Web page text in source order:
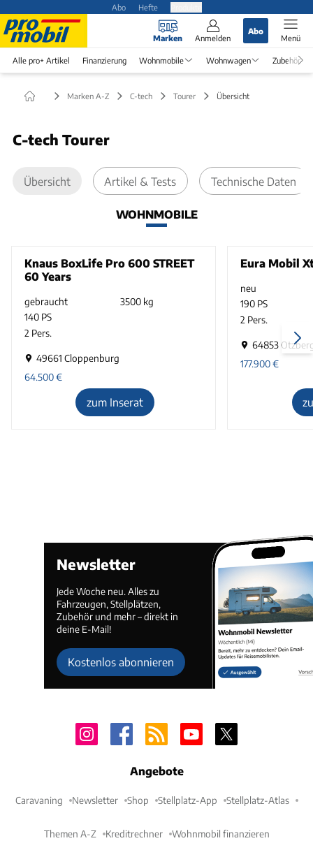
Abo Hefte
Marken Anmelden
Abo
Menü
Alle pro+ Artikel Finanzierung Wohnmobile Wohnwagen Zubehör
Marken A-Z C-tech Tourer Übersicht
C-tech Tourer
Übersicht Artikel & Tests Technische Daten
WOHNMOBILE
Knaus BoxLife Pro 600 STREET
60 Years
gebraucht
3500 kg
140 PS
2 Pers.
49661 Cloppenburg
64.500€
zum Inserat
Eura Mobil
neu
190 PS
2 Pers.
64853
177.900€
Newsletter
Jede Woche neu. Alles zu
Fahrzeugen, Stellplätzen,
Zubehör und mehr – direkt in
deine E-Mail!
Kostenlos abonnieren
Angebote
Caravaning Newsletter Shop Stellplatz-App Stellplatz-Atlas
Themen A-Z Kreditrechner Wohnmobil finanzieren